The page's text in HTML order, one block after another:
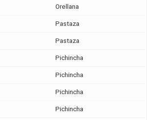
Orellana
Pastaza
Pastaza
Pichincha
Pichincha
Pichincha
Pichincha